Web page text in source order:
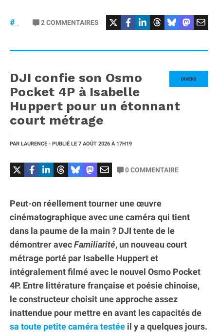
2COMMENTAIRES
DIVERS
DJI confie son Osmo
Pocket 4P à Isabelle
Huppert pour un étonnant
court métrage
PAR LAURENCE - PUBLIÉ LE 7 AOÛT 2026 À 17H19
0COMMENTAIRE
Peut-on réellement tourner une œuvre
cinématographique avec une caméra qui tient
dans la paume de la main ? DJI tente de le
démontrer avecFamiliarité, un nouveau court
métrage porté par Isabelle Huppert et
intégralement filmé avec le nouvel Osmo Pocket
4P. Entre littérature française et poésie chinoise,
le constructeur choisit une approche assez
inattendue pour mettre en avant les capacités de
sa toute petite caméra testée il y a quelques jours.